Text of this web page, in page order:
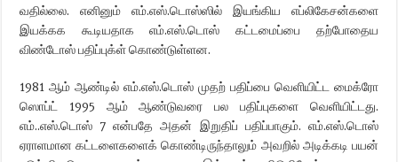
வதில்லை. எனினும் எம்.எஸ்.டொஸ்ஸில் இயங்கிய எப்லிகேசன்களை
இயக்கக கூடியதாக எம்.எஸ்.டொஸ் கட்டமைப்பை தற்போதைய
விண்டோஸ் பதிப்புக்ள் கொண்டுள்ளன.
1981 ஆம் ஆண்டில் எம்.எஸ்.டொஸ் முதற் பதிப்பை வெளியிட்ட மைக்ரோ
ஸொப்ட் 1995 ஆம் ஆண்டுவரை பல பதிப்புகளை வெளியிட்டது.
எம்..எஸ்.டொஸ் 7 என்பதே அதன் இறுதிப் பதிப்பாகும். எம்.எஸ்.டொஸ்
ஏராளமான கட்டளைகளைக் கொண்டிருந்தாலும் அவறில் அடிக்கடி பயன்